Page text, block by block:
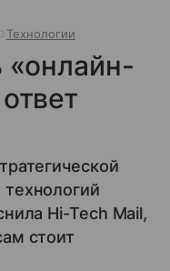
Технологии
«онлайн-
Hi-Tech Mail,
стоит